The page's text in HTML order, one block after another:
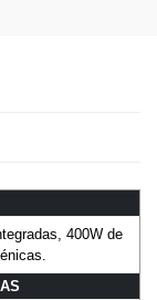
400W de